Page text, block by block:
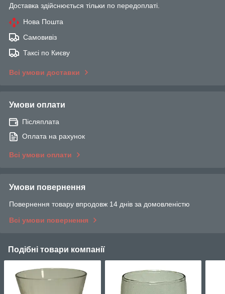
Доставка здійснюється тільки по передоплаті.
Нова Пошта
Самовивіз
Таксі по Києву
Всі умови доставки
Умови оплати
Післяплата
Оплата на рахунок
Всі умови оплати
Умови повернення
Повернення товару впродовж 14 днів за домовленістю
Всі умови повернення
Подібні товари компанії